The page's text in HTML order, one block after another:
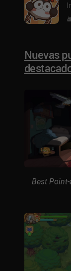
Nuevas
Best